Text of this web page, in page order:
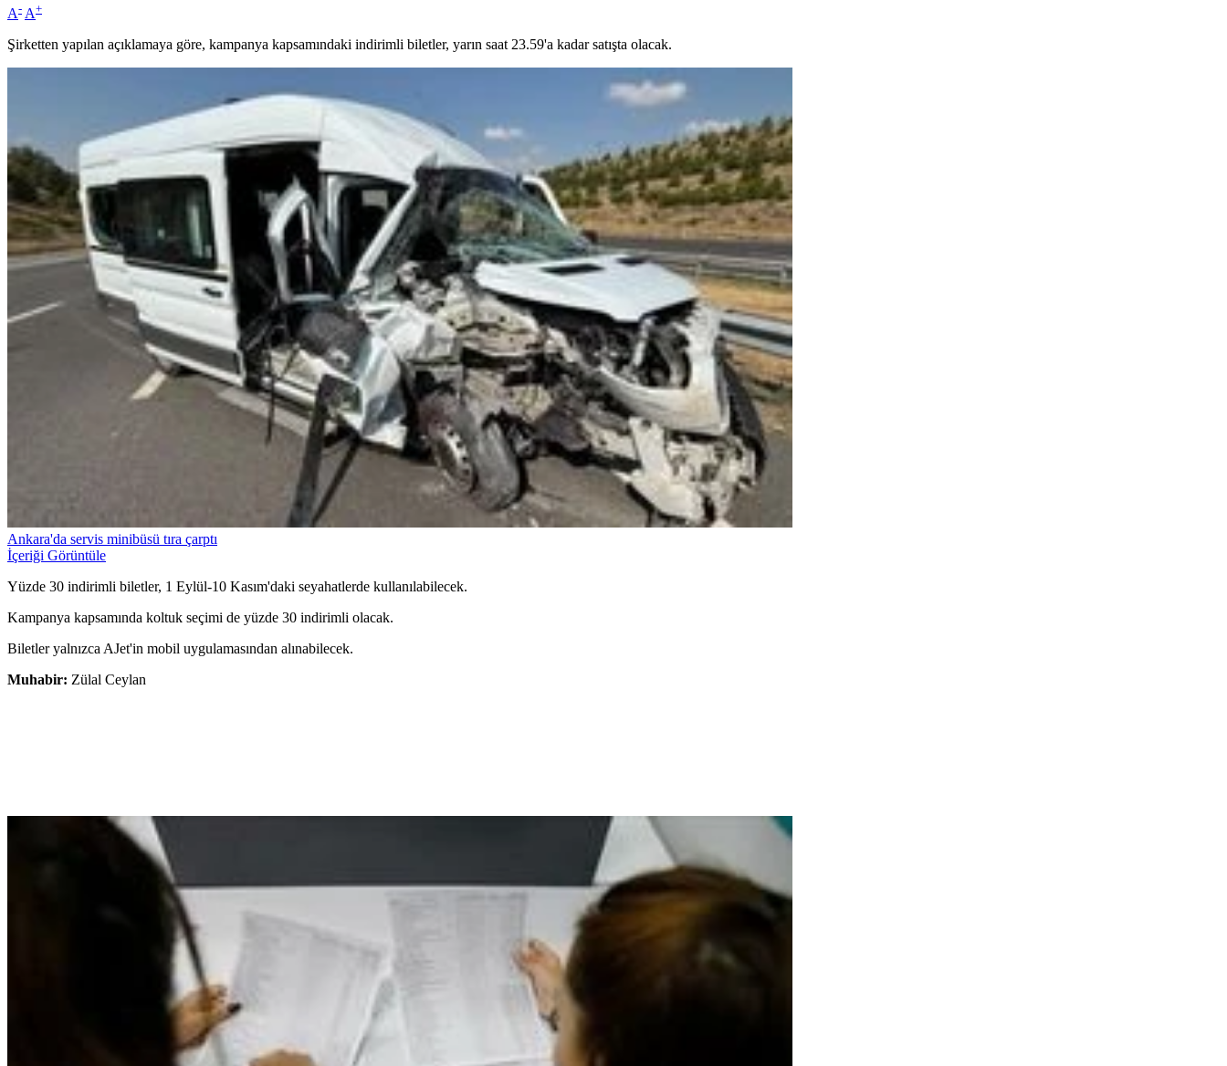
A- A+
Şirketten yapılan açıklamaya göre, kampanya kapsamındaki indirimli biletler, yarın saat 23.59'a kadar satışta olacak.
Ankara'da servis minibüsü tıra çarptı
İçeriği Görüntüle
Yüzde 30 indirimli biletler, 1 Eylül-10 Kasım'daki seyahatlerde kullanılabilecek.
Kampanya kapsamında koltuk seçimi de yüzde 30 indirimli olacak.
Biletler yalnızca AJet'in mobil uygulamasından alınabilecek.
Muhabir: Zülal Ceylan